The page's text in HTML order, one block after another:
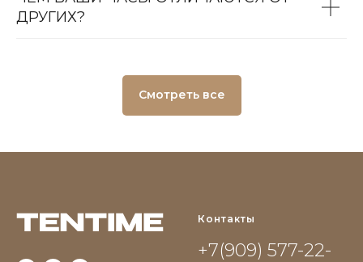
ДРУГИХ?
Смотреть все
Контакты
+7(909) 577-22-